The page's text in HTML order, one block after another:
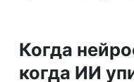
Когда
когда ИИ